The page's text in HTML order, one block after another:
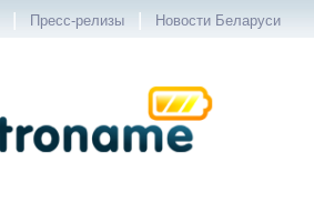
| Пресс-релизы | Новости Беларуси